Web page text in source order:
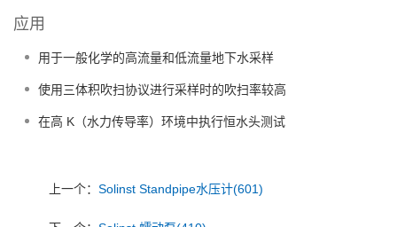
应用
用于一般化学的高流量和低流量地下水采样
使用三体积吹扫协议进行采样时的吹扫率较高
在高 K（水力传导率）环境中执行恒水头测试
上一个： Solinst Standpipe水压计(601)